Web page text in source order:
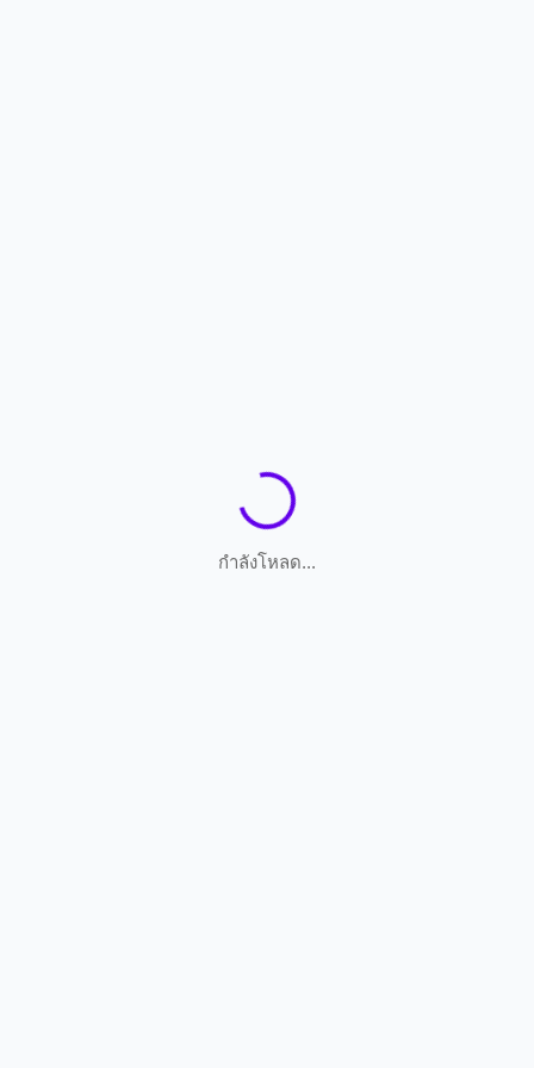
กำลังโหลด...